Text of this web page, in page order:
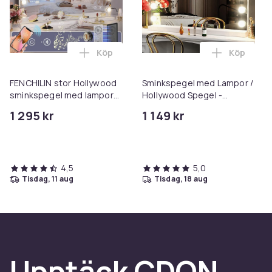
FENCHILIN stor Hollywood
sminkspegel med lampor
väggfäste vit 80 x 58 cm
1 295 kr
Lägg till FENCHILIN stor Hollywood
Köp
4,5
tisdag, 11 aug
Sminkspegel med Lampor /
Hollywood Spegel -
1 149 kr
Lägg till
Köp
5,0
tisdag, 18 aug